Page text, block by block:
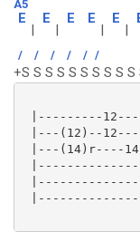
A5
E
|
E
|
E E
|
E
|
/ / / / / /
+S S S S S S S S S S
|---------
|---(12)--
|---(14)r----